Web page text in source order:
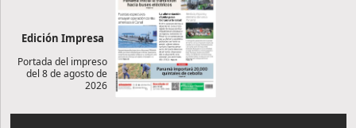
Edición Impresa
Portada del impreso
del 8 de agosto de
2026